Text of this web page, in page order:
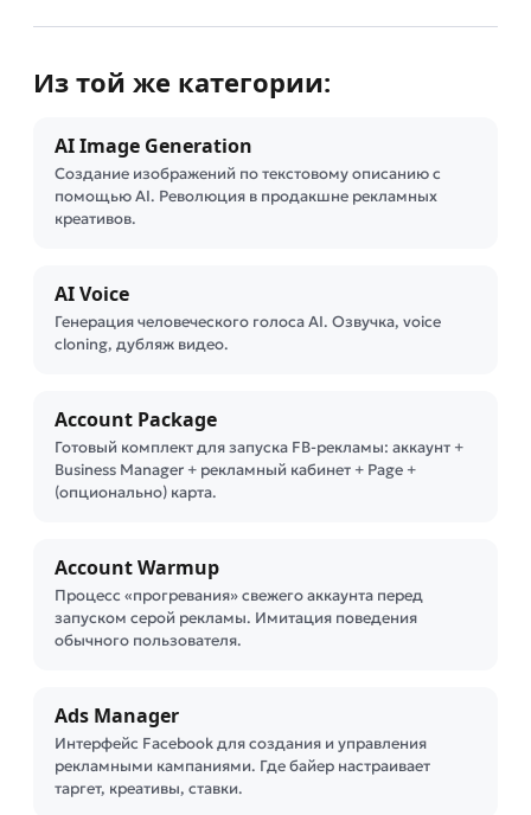
Из той же категории:
AI Image Generation
Создание изображений по текстовому описанию с
помощью AI. Революция в продакшне рекламных
креативов.
AI Voice
Генерация человеческого голоса AI. Озвучка, voice
cloning, дубляж видео.
Account Package
Готовый комплект для запуска FB-рекламы: аккаунт +
Business Manager + рекламный кабинет + Page +
(опционально) карта.
Account Warmup
Процесс «прогревания» свежего аккаунта перед
запуском серой рекламы. Имитация поведения
обычного пользователя.
Ads Manager
Интерфейс Facebook для создания и управления
рекламными кампаниями. Где байер настраивает
таргет, креативы, ставки.